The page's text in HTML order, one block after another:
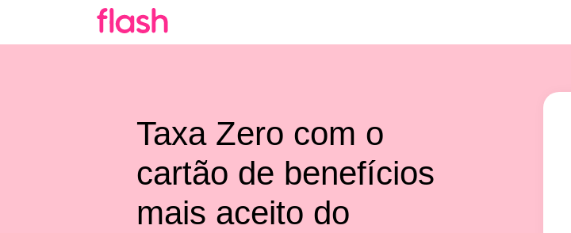
Taxa Zero com o
cartão de benefícios
mais aceito do